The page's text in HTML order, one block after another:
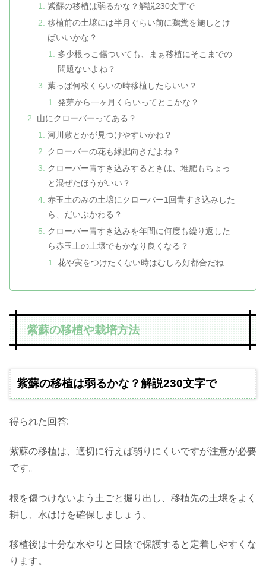
紫蘇の移植は弱るかな？解説230文字で
移植前の土壌には半月ぐらい前に鶏糞を施しとけ
ばいいかな？
多少根っこ傷ついても、まぁ移植にそこまでの
問題ないよね？
葉っぱ何枚くらいの時移植したらいい？
発芽から一ヶ月くらいってとこかな？
山にクローバーってある？
河川敷とかが見つけやすいかね？
クローバーの花も緑肥向きだよね？
クローバー青すき込みするときは、堆肥もちょっ
と混ぜたほうがいい？
赤玉土のみの土壌にクローバー1回青すき込みした
ら、だいぶかわる？
クローバー青すき込みを年間に何度も繰り返した
ら赤玉土の土壌でもかなり良くなる？
花や実をつけたくない時はむしろ好都合だね
紫蘇の移植や栽培方法
紫蘇の移植は弱るかな？解説230文字で
得られた回答:
紫蘇の移植は、適切に行えば弱りにくいですが注意が必要
です。
根を傷つけないよう土ごと掘り出し、移植先の土壌をよく
耕し、水はけを確保しましょう。
移植後は十分な水やりと日陰で保護すると定着しやすくな
ります。